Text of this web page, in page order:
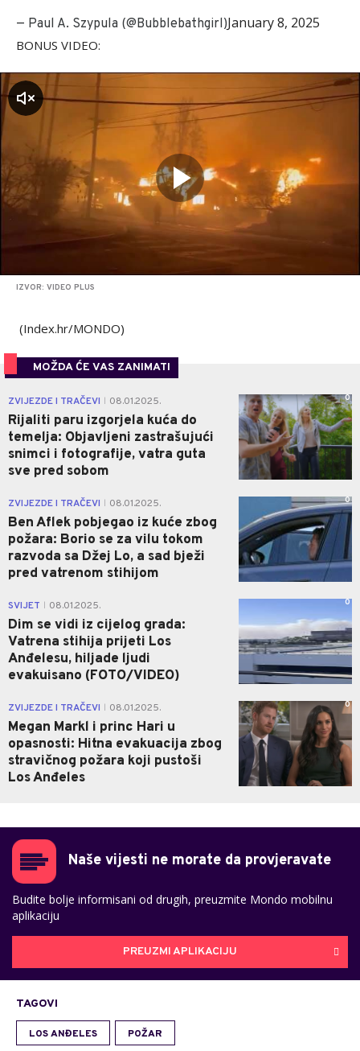
— Paul A. Szypula (@Bubblebathgirl)January 8, 2025
BONUS VIDEO:
IZVOR: VIDEO PLUS
(Index.hr/MONDO)
MOŽDA ĆE VAS ZANIMATI
ZVIJEZDE I TRAČEVI 08.01.2025.
Rijaliti paru izgorjela kuća do
temelja: Objavljeni zastrašujući
snimci i fotografije, vatra guta
sve pred sobom
0
ZVIJEZDE I TRAČEVI 08.01.2025.
Ben Aflek pobjegao iz kuće zbog
požara: Borio se za vilu tokom
razvoda sa Džej Lo, a sad bježi
pred vatrenom stihijom
0
SVIJET 08.01.2025.
Dim se vidi iz cijelog grada:
Vatrena stihija prijeti Los
Anđelesu, hiljade ljudi
evakuisano (FOTO/VIDEO)
0
ZVIJEZDE I TRAČEVI 08.01.2025.
Megan Markl i princ Hari u
opasnosti: Hitna evakuacija zbog
stravičnog požara koji pustoši
Los Anđeles
0
Naše vijesti ne morate da provjeravate
Budite bolje informisani od drugih, preuzmite Mondo mobilnu
aplikaciju
PREUZMI APLIKACIJU
TAGOVI
LOS ANĐELES POŽAR